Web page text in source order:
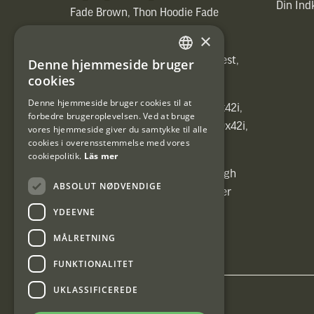
Fade Brown, Thon Hoodie Fade
[ih_use_fallback_field(Heated vest,
Heated vest)]
[ih_use_fallback_field(C6 1,7-10x42i,
6ggr förstoringsväxel!, C6 1,7-10x42i,
6ggr förstoringsväxel!)]
[ih_use_fallback_field(Carrier High
Energy Professional 15kg, Carrier
High Energy Professional 15kg)]
Din
SWEDISH
×
Denne hjemmeside bruger
cookies
Denne hjemmeside bruger cookies til at
forbedre brugeroplevelsen. Ved at bruge
vores hjemmeside giver du samtykke til alle
cookies i overensstemmelse med vores
cookiepolitik. Läs mer
ABSOLUT NØDVENDIGE
YDEEVNE
MÅLRETNING
FUNKTIONALITET
UKLASSIFICEREDE